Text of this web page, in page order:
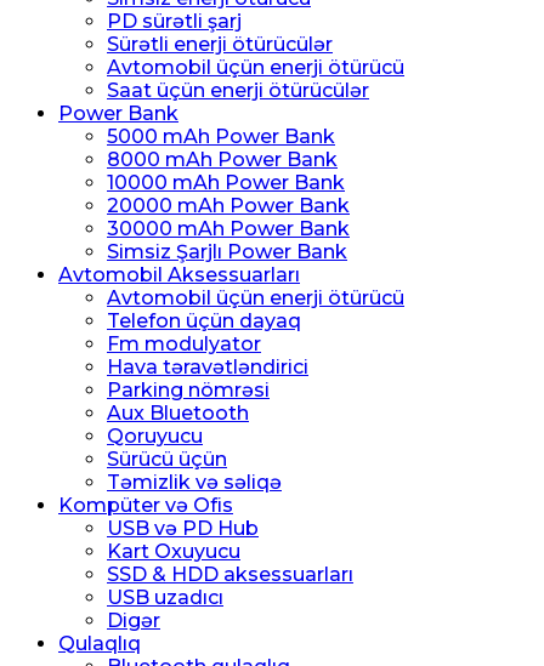
PD sürətli şarj
Sürətli enerji ötürücülər
Avtomobil üçün enerji ötürücü
Saat üçün enerji ötürücülər
Power Bank
5000 mAh Power Bank
8000 mAh Power Bank
10000 mAh Power Bank
20000 mAh Power Bank
30000 mAh Power Bank
Simsiz Şarjlı Power Bank
Avtomobil Aksessuarları
Avtomobil üçün enerji ötürücü
Telefon üçün dayaq
Fm modulyator
Hava təravətləndirici
Parking nömrəsi
Aux Bluetooth
Qoruyucu
Sürücü üçün
Təmizlik və səliqə
Kompüter və Ofis
USB və PD Hub
Kart Oxuyucu
SSD & HDD aksessuarları
USB uzadıcı
Digər
Qulaqlıq